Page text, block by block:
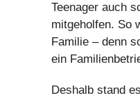
Teenager auch
mitgeholfen. So
Familie – denn
ein
Deshalb stand